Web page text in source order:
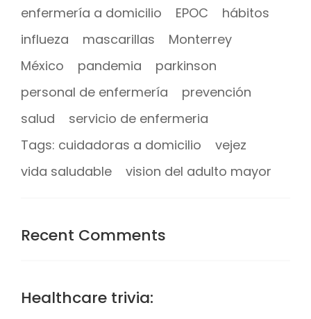
enfermería a domicilio
EPOC
hábitos
influeza
mascarillas
Monterrey
México
pandemia
parkinson
personal de enfermería
prevención
salud
servicio de enfermeria
Tags: cuidadoras a domicilio
vejez
vida saludable
vision del adulto mayor
Recent Comments
Healthcare trivia: